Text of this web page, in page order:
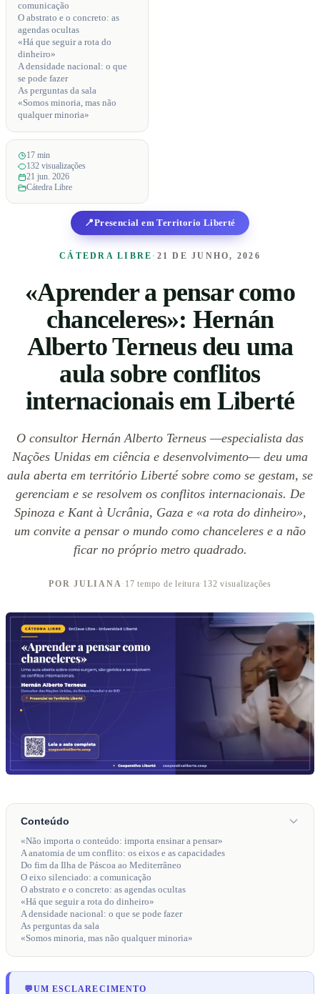
comunicação
O abstrato e o concreto: as
agendas ocultas
«Há que seguir a rota do
dinheiro»
A densidade nacional: o que
se pode fazer
As perguntas da sala
«Somos minoria, mas não
qualquer minoria»
17 min
132 visualizações
21 jun. 2026
Cátedra Libre
📍Presencial em Territorio Liberté
CÁTEDRA LIBRE · 21 DE JUNHO, 2026
«Aprender a pensar como
chanceleres»: Hernán
Alberto Terneus deu uma
aula sobre conflitos
internacionais em Liberté
O consultor Hernán Alberto Terneus —especialista das
Nações Unidas em ciência e desenvolvimento— deu uma
aula aberta em território Liberté sobre como se gestam, se
gerenciam e se resolvem os conflitos internacionais. De
Spinoza e Kant à Ucrânia, Gaza e «a rota do dinheiro»,
um convite a pensar o mundo como chanceleres e a não
ficar no próprio metro quadrado.
POR JULIANA· 17 tempo de leitura· 132 visualizações
Conteúdo
«Não importa o conteúdo: importa ensinar a pensar»
A anatomia de um conflito: os eixos e as capacidades
Do fim da Ilha de Páscoa ao Mediterrâneo
O eixo silenciado: a comunicação
O abstrato e o concreto: as agendas ocultas
«Há que seguir a rota do dinheiro»
A densidade nacional: o que se pode fazer
As perguntas da sala
«Somos minoria, mas não qualquer minoria»
💬UM ESCLARECIMENTO